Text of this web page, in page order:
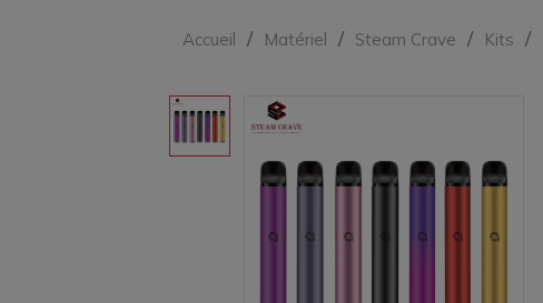
Accueil Matériel Steam Crave Kits